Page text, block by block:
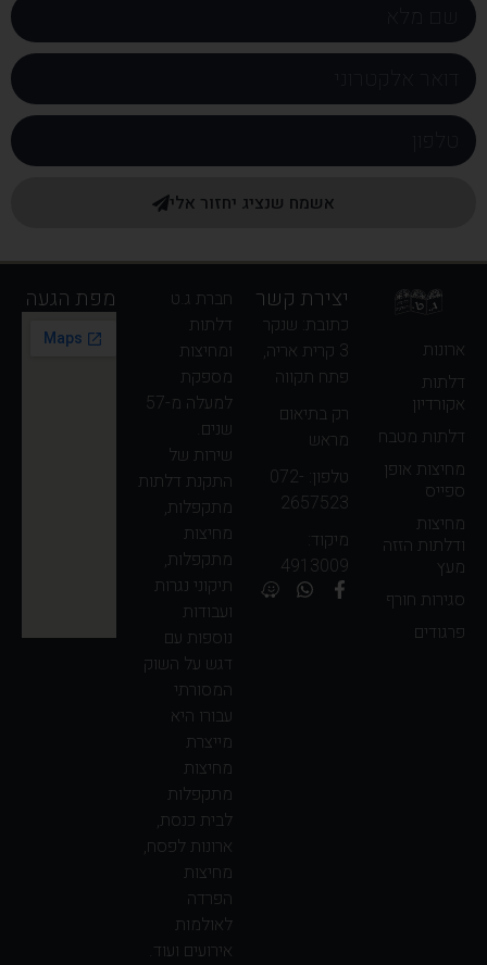
אשמח שנציג יחזור אלי
ארונות
דלתות
אקורדיון
דלתות מטבח
מחיצות אופן
ספייס
מחיצות
ודלתות הזזה
מעץ
סגירות חורף
פרגודים
יצירת קשר
כתובת: שנקר
3 קרית אריה,
פתח תקווה
רק בתיאום
מראש
טלפון: 072-
2657523
מיקוד:
4913009
מפת הגעה
חברת ג.ט
דלתות
ומחיצות
מספקת
למעלה מ-57
שנים.
שירות של
התקנת דלתות
מתקפלות,
מחיצות
מתקפלות,
תיקוני נגרות
ועבודות
נוספות עם
דגש על השוק
המסורתי
עבורו היא
מייצרת
מחיצות
מתקפלות
לבית כנסת,
ארונות לפסח,
מחיצות
הפרדה
לאולמות
אירועים ועוד.